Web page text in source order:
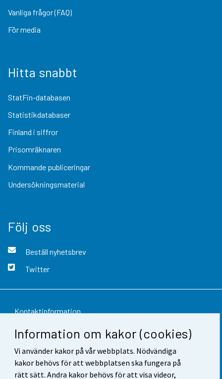
Information om kakor (cookies)
Vi använder kakor på vår webbplats. Nödvändiga
kakor behövs för att webbplatsen ska fungera på
rätt sätt. Andra kakor behövs för att visa videor,
Vanliga frågor (FAQ)
För media
Hitta snabbt
StatFin-databasen
Statistikdatabaser
Finland i siffror
Prisomräknaren
Kommande publiceringar
Undersökningsmaterial
Följ oss
Beställ nyhetsbrev
Twitter
Kontaktinformation
Respons
Användarvillkor
Dataskydd